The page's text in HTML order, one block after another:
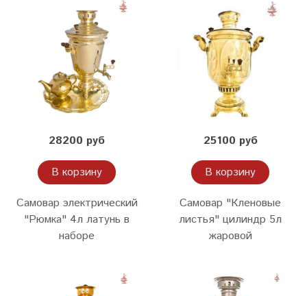
28200 руб
В корзину
Самовар электрический
"Рюмка" 4л латунь в
наборе
25100 руб
В корзину
Самовар "Кленовые
листья" цилиндр 5л
жаровой